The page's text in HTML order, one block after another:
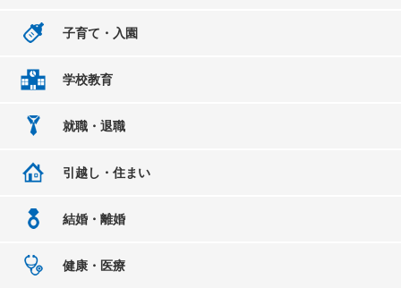
子育て・入園
学校教育
就職・退職
引越し・住まい
結婚・離婚
健康・医療